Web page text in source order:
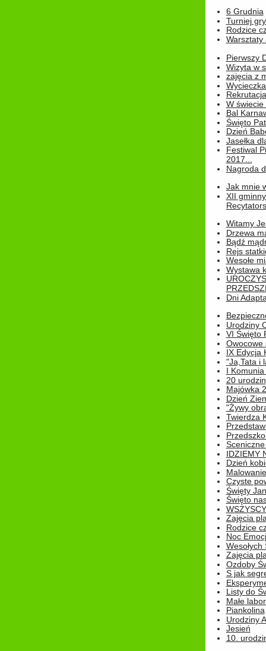
6 Grudnia
Turniej
Rodzice
Warsztaty
Pierwszy
Wizyta w
zajęcia z
W świecie
Bal
Święto
Dzień
Jasełka
Festiwal
2017...
Nagroda
Jak mnie
XII
Witamy
Drzewa
Bądź
Rejs
Wesołe
Wystawa
Dni
Urodziny
VI Święto
Owocowe
IX Edycja
"Ja,Tata i
I
20
Majówka
Dzień
"Żywy
Twierdza
IDZIEMY
Dzień
Czyste
Święty
Święto
Zajęcia
Rodzice
Noc
Wesołych
Zajęcia
Ozdoby
S jak
Listy do
Małe
Piankolina
Urodziny
Jesień
10.